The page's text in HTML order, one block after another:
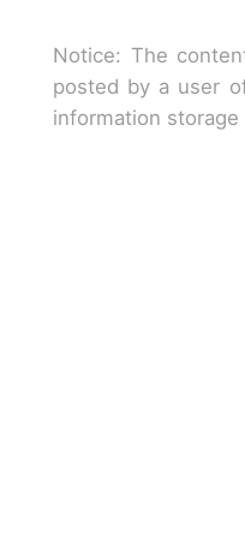
Notice: The
posted by a user
information storage